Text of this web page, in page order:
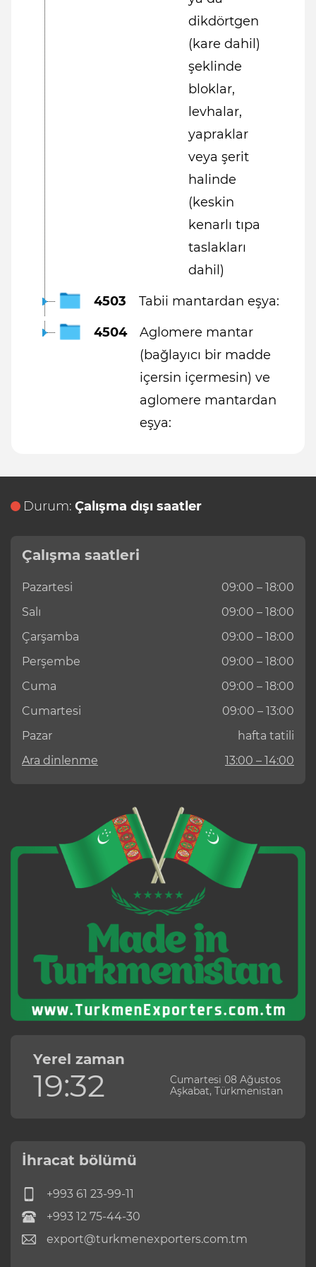
dikdörtgen
(kare dahil)
şeklinde
bloklar,
levhalar,
yapraklar
veya şerit
halinde
(keskin
kenarlı tıpa
taslakları
dahil)
4503
Tabii mantardan eşya:
4504
Aglomere mantar
(bağlayıcı bir madde
içersin içermesin) ve
aglomere mantardan
eşya:
Durum: Çalışma dışı saatler
Çalışma saatleri
Pazartesi
09:00 – 18:00
Salı
09:00 – 18:00
Çarşamba
09:00 – 18:00
Perşembe
09:00 – 18:00
Cuma
09:00 – 18:00
Cumartesi
09:00 – 13:00
Pazar
hafta tatili
Ara dinlenme
13:00 – 14:00
Yerel zaman
19:32
Cumartesi 08 Ağustos
Aşkabat, Türkmenistan
İhracat bölümü
+993 61 23-99-11
+993 12 75-44-30
export@turkmenexporters.com.tm